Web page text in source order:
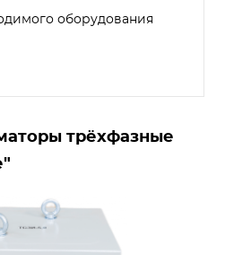
оборудования
трёхфазные